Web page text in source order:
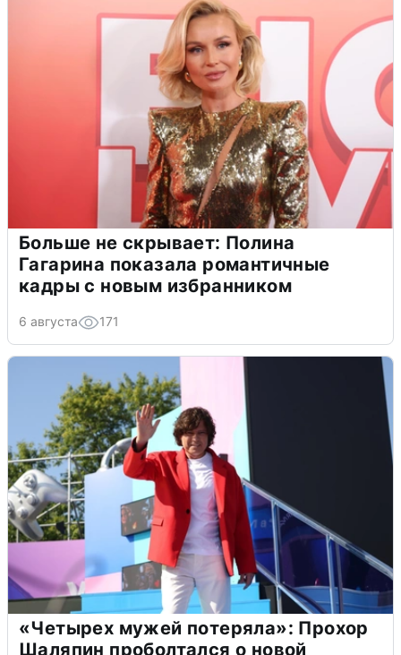
Больше не скрывает: Полина
Гагарина показала романтичные
кадры с новым избранником
6 августа 171
«Четырех мужей потеряла»: Прохор
Шаляпин проболтался о новой